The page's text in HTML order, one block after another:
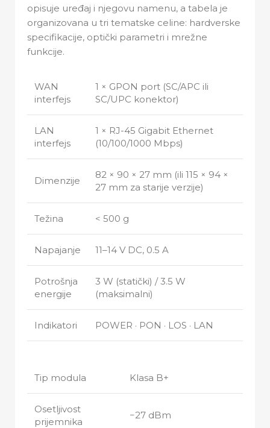
opisuje uređaj i njegovu namenu, a tabela je
organizovana u tri tematske celine: hardverske
specifikacije, optički parametri i mrežne
funkcije.
WAN
interfejs
1 × GPON port (SC/APC ili
SC/UPC konektor)
LAN
interfejs
1 × RJ-45 Gigabit Ethernet
(10/100/1000 Mbps)
Dimenzije
82 × 90 × 27 mm (ili 115 × 94 ×
27 mm za starije verzije)
Težina < 500 g
Napajanje 11–14 V DC, 0.5 A
Potrošnja
energije
3 W (statički) / 3.5 W
(maksimalni)
Indikatori POWER · PON · LOS · LAN
Tip modula Klasa B+
Osetljivost
prijemnika
−27 dBm